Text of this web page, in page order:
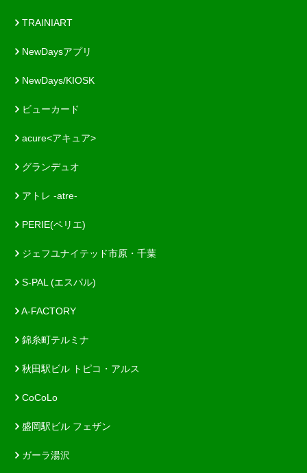
TRAINIART
NewDaysアプリ
NewDays/KIOSK
ビューカード
acure<アキュア>
グランデュオ
アトレ -atre-
PERIE(ペリエ)
ジェフユナイテッド市原・千葉
S-PAL (エスパル)
A-FACTORY
錦糸町テルミナ
秋田駅ビル トピコ・アルス
CoCoLo
盛岡駅ビル フェザン
ガーラ湯沢